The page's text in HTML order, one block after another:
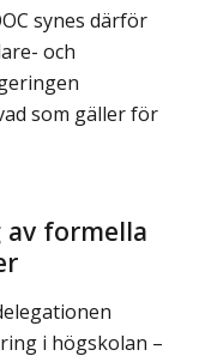
synes därför
och
som gäller för
av formella
i högskolan –